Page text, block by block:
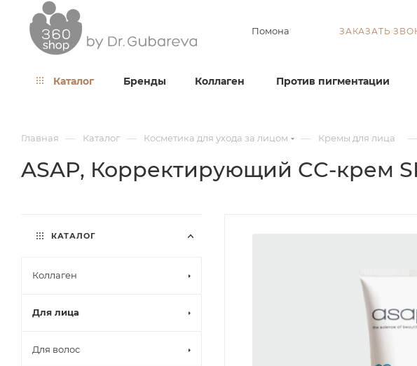
Помона ЗАКАЗАТЬ
Каталог Бренды Коллаген Против пигментации
Главная — Каталог — Косметика для ухода за лицом — Кремы для лица
ASAP, Корректирующий СС-крем
КАТАЛОГ
Коллаген
Для лица
Для волос